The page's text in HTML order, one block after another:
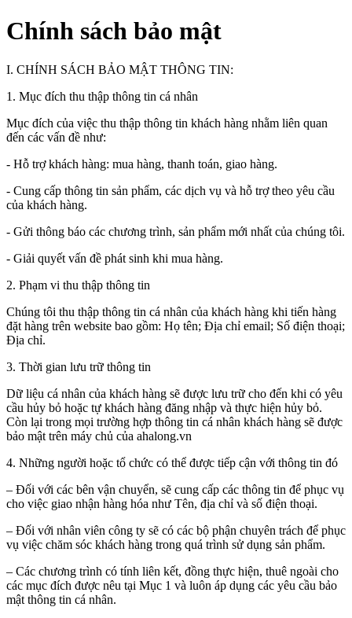
Chính sách bảo mật
I. CHÍNH SÁCH BẢO MẬT THÔNG TIN:
1. Mục đích thu thập thông tin cá nhân
Mục đích của việc thu thập thông tin khách hàng nhằm liên quan
đến các vấn đề như:
- Hỗ trợ khách hàng: mua hàng, thanh toán, giao hàng.
- Cung cấp thông tin sản phẩm, các dịch vụ và hỗ trợ theo yêu cầu
của khách hàng.
- Gửi thông báo các chương trình, sản phẩm mới nhất của chúng tôi.
- Giải quyết vấn đề phát sinh khi mua hàng.
2. Phạm vi thu thập thông tin
Chúng tôi thu thập thông tin cá nhân của khách hàng khi tiến hàng
đặt hàng trên website bao gồm: Họ tên; Địa chỉ email; Số điện thoại;
Địa chỉ.
3. Thời gian lưu trữ thông tin
Dữ liệu cá nhân của khách hàng sẽ được lưu trữ cho đến khi có yêu
cầu hủy bỏ hoặc tự khách hàng đăng nhập và thực hiện hủy bỏ.
Còn lại trong mọi trường hợp thông tin cá nhân khách hàng sẽ được
bảo mật trên máy chủ của ahalong.vn
4. Những người hoặc tổ chức có thể được tiếp cận với thông tin đó
– Đối với các bên vận chuyển, sẽ cung cấp các thông tin để phục vụ
cho việc giao nhận hàng hóa như Tên, địa chỉ và số điện thoại.
– Đối với nhân viên công ty sẽ có các bộ phận chuyên trách để phục
vụ việc chăm sóc khách hàng trong quá trình sử dụng sản phẩm.
– Các chương trình có tính liên kết, đồng thực hiện, thuê ngoài cho
các mục đích được nêu tại Mục 1 và luôn áp dụng các yêu cầu bảo
mật thông tin cá nhân.